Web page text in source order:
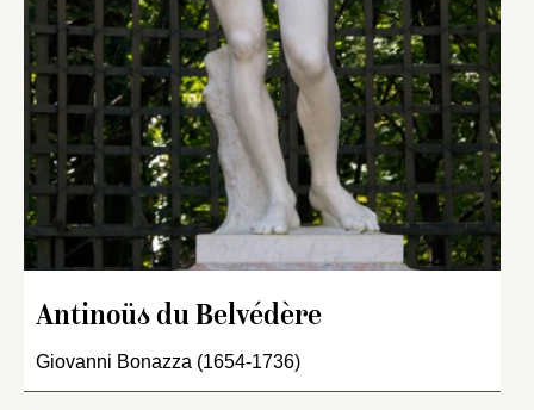
Antinoüs du Belvédère
Giovanni Bonazza (1654-1736)